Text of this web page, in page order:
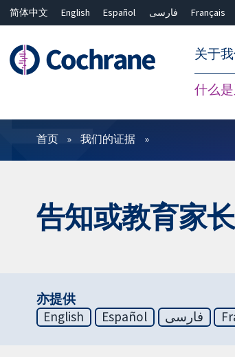
简体中文 English Español فارسی Français
关于
什么
过滤
首页 我们的证据
告知或教育家
亦提供
English
Español فارسی